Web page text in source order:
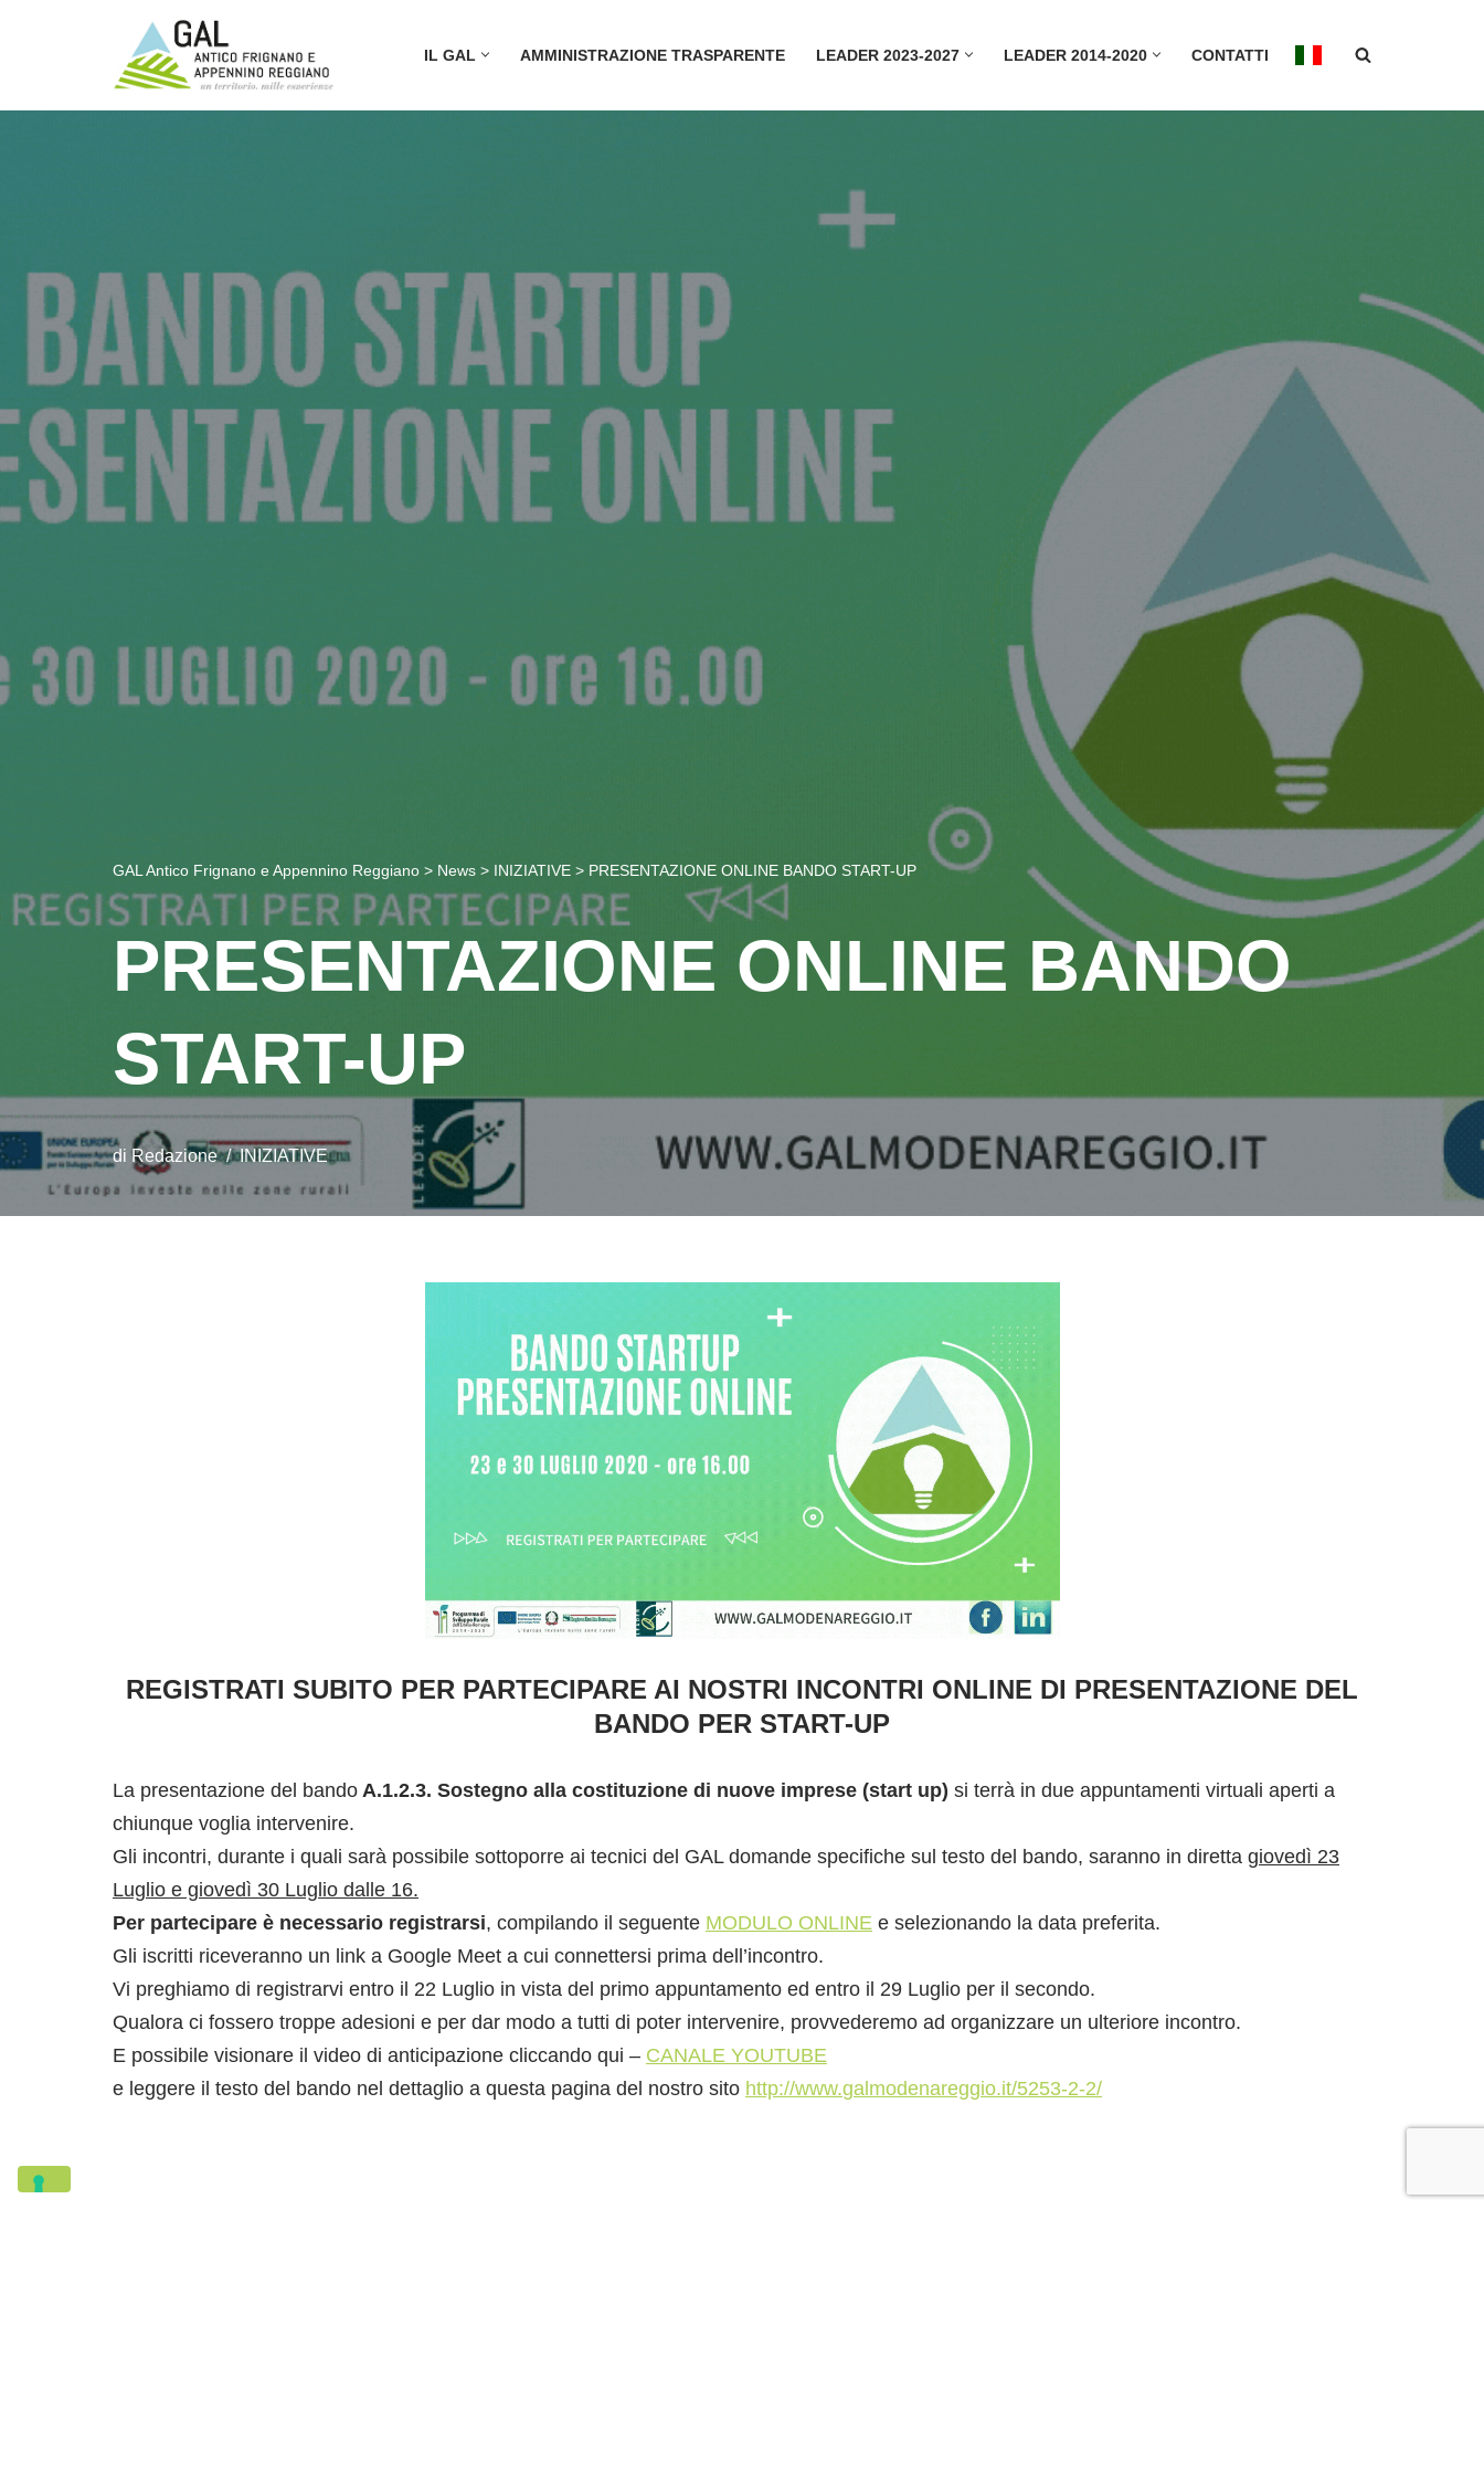
IL GAL AMMINISTRAZIONE TRASPARENTE LEADER 2023-2027 LEADER 2014-2020 CONTATTI
GAL Antico Frignano e Appennino Reggiano > News > INIZIATIVE > PRESENTAZIONE ONLINE BANDO START-UP
PRESENTAZIONE ONLINE BANDO
START-UP
di Redazione INIZIATIVE
REGISTRATI SUBITO PER PARTECIPARE AI NOSTRI INCONTRI ONLINE DI PRESENTAZIONE DEL
BANDO PER START-UP
La presentazione del bando A.1.2.3. Sostegno alla costituzione di nuove imprese (start up) si terrà in due appuntamenti virtuali aperti a
chiunque voglia intervenire.
Gli incontri, durante i quali sarà possibile sottoporre ai tecnici del GAL domande specifiche sul testo del bando, saranno in diretta giovedì 23
Luglio e giovedì 30 Luglio dalle 16.
Per partecipare è necessario registrarsi, compilando il seguente MODULO ONLINE e selezionando la data preferita.
Gli iscritti riceveranno un link a Google Meet a cui connettersi prima dell’incontro.
Vi preghiamo di registrarvi entro il 22 Luglio in vista del primo appuntamento ed entro il 29 Luglio per il secondo.
Qualora ci fossero troppe adesioni e per dar modo a tutti di poter intervenire, provvederemo ad organizzare un ulteriore incontro.
E possibile visionare il video di anticipazione cliccando qui – CANALE YOUTUBE
e leggere il testo del bando nel dettaglio a questa pagina del nostro sito http://www.galmodenareggio.it/5253-2-2/